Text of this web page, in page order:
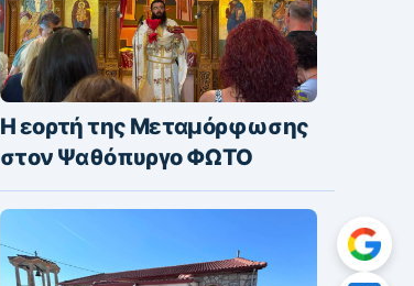
Η εορτή της Μεταμόρφωσης
στον Ψαθόπυργο ΦΩΤΟ